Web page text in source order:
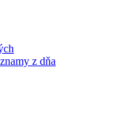
z dňa